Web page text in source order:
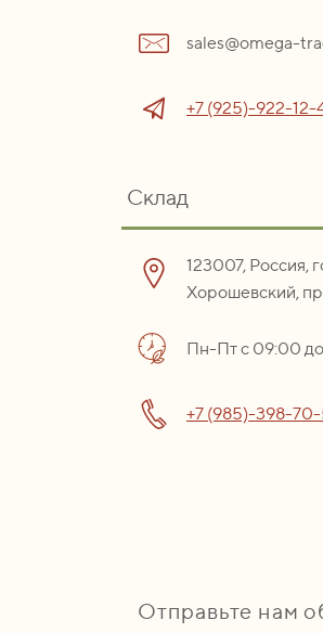
sales@omega-
+7 (925)-922-12-
Склад
123007, Россия,
Хорошевский,
Пн-Пт с 09:00
+7 (985)-398-
Отправьте нам